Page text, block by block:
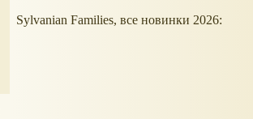
Sylvanian Families, все новинки 2026: